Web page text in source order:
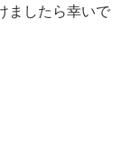
ましたら幸いで